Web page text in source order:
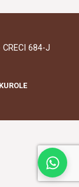
684-J
KUROLE